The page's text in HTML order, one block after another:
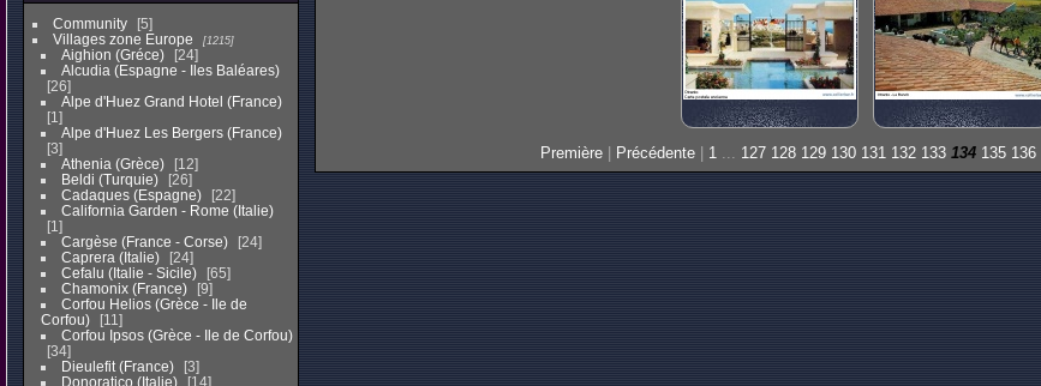
Community
5
Villages zone Europe
1215
Aighion (Gréce)
24
Alcudia (Espagne - Iles Baléares)
26
Alpe d'Huez Grand Hotel (France)
1
Alpe d'Huez Les Bergers (France)
3
Athenia (Grèce)
12
Beldi (Turquie)
26
Cadaques (Espagne)
22
California Garden - Rome (Italie)
1
Cargèse (France - Corse)
24
Caprera (Italie)
24
Cefalu (Italie - Sicile)
65
Chamonix (France)
9
Corfou Helios (Grèce - Ile de
Corfou)
11
Corfou Ipsos (Grèce - Ile de Corfou)
34
Dieulefit (France)
3
Donoratico (Italie)
14
Première Précédente 1 ... 127 128 129 130 131 132 133 134 135 136